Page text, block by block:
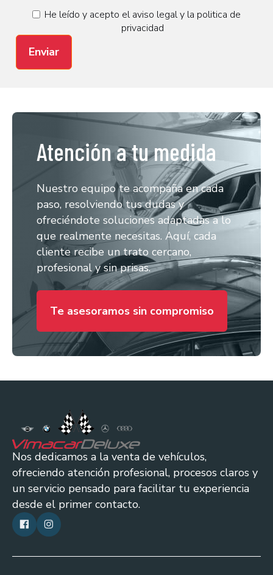
He leído y acepto elaviso legaly la politica de
privacidad
Enviar
Atención a tu medida
Nuestro equipo te acompaña en cada
paso, resolviendo tus dudas y
ofreciéndote soluciones adaptadas a lo
que realmente necesitas. Aquí, cada
cliente recibe un trato cercano,
profesional y sin prisas.
Te asesoramos sin compromiso
Nos dedicamos a la venta de vehículos,
ofreciendo atención profesional, procesos claros y
un servicio pensado para facilitar tu experiencia
desde el primer contacto.